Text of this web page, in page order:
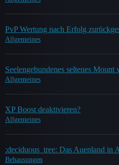
PvP Wertung nach Erfolg
Allgemeines
Seelengebundenes seltenes Mount
Allgemeines
XP Boost deaktivieren?
Allgemeines
:deciduous_tree: Das Auenland in
Behausungen